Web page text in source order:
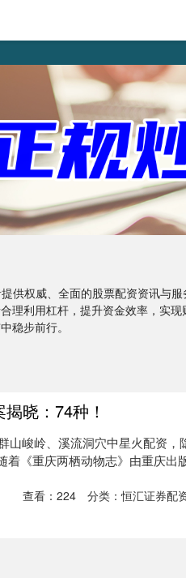
供权威、全面的股票配资资讯与
理利用杠杆，提升资金效率，实现
稳步前行。
晓：74种！
山峻岭、溪流洞穴中星火配资，
着《重庆两栖动物志》由重庆出
查看： 224 分类：恒汇证券配